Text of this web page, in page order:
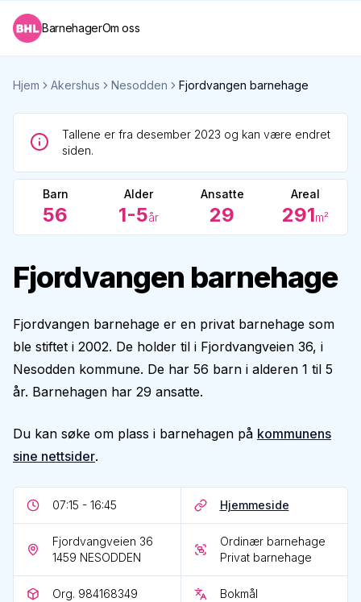
BarnehagerOm oss
Hjem Akershus Nesodden Fjordvangen barnehage
Tallene er fra desember 2023 og kan være endret
siden.
Barn
56
Alder
1-5år
Ansatte
29
Areal
291m²
Fjordvangen barnehage
Fjordvangen barnehage er en privat barnehage som
ble stiftet i 2002. De holder til i Fjordvangveien 36, i
Nesodden kommune. De har 56 barn i alderen 1 til 5
år. Barnehagen har 29 ansatte.
Du kan søke om plass i barnehagen på kommunens
sine nettsider.
07:15 - 16:45 Hjemmeside
Fjordvangveien 36
1459 NESODDEN
Ordinær barnehage
Privat barnehage
Org. 984168349 Bokmål